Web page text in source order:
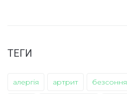
ТЕГИ
алергія артрит безсоння